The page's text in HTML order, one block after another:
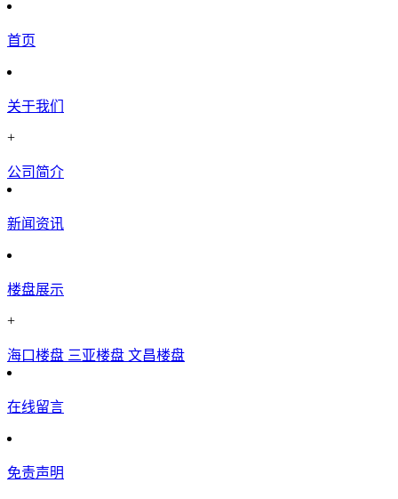
首页
关于我们
+
公司简介
新闻资讯
楼盘展示
+
海口楼盘 三亚楼盘 文昌楼盘
在线留言
免责声明